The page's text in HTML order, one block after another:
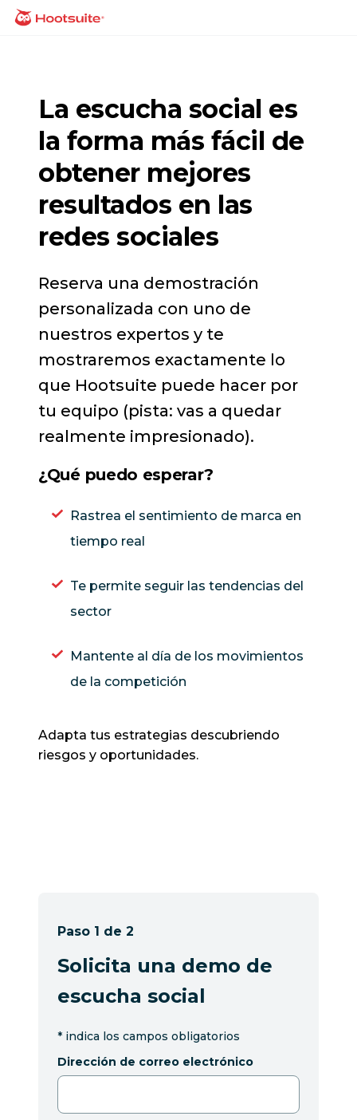
Saltar
Página principal
La escucha social es
la forma más fácil de
obtener mejores
resultados en las
redes sociales
Reserva una demostración
personalizada con uno de
nuestros expertos y te
mostraremos exactamente lo
que Hootsuite puede hacer por
tu equipo (pista: vas a quedar
realmente impresionado).
¿Qué puedo esperar?
Rastrea el sentimiento de marca en
tiempo real
Te permite seguir las tendencias del
sector
Mantente al día de los movimientos
de la competición
Adapta tus estrategias descubriendo
riesgos y oportunidades.
Paso 1 de 2
Solicita una demo de
escucha social
* indica los campos obligatorios
Dirección de correo electrónico